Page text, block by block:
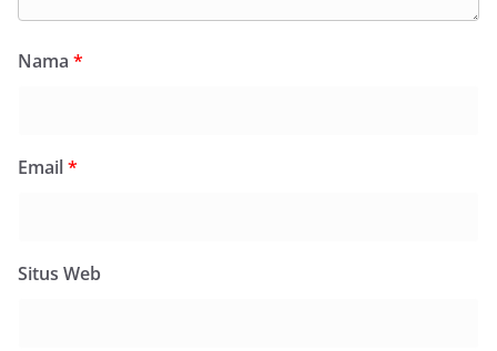
Nama *
Email*
Situs Web